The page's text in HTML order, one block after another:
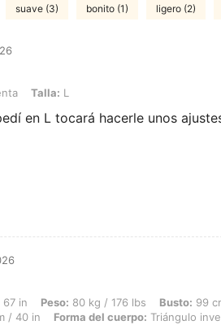
suave (3) bonito (1) ligero (2)
Talla: LTalla: L
en L tocará hacerle unos
in, Peso: 80 kg / 176 lbs, Busto: 99 cm / 39 in,
67 in Peso: 80 kg / 176 lbs Busto: 99
/ 40 in Forma del cuerpo: Triángulo